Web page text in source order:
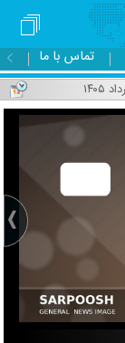
تماس با ما